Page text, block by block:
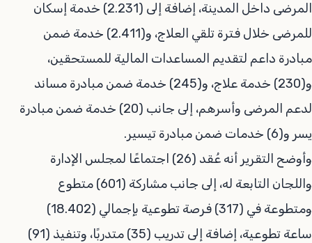
المرضى داخل المدينة، إضافة إلى (2.231) خدمة إسكان
للمرضى خلال فترة تلقي العلاج، و(2.411) خدمة ضمن
مبادرة داعم لتقديم المساعدات المالية للمستحقين،
و(230) خدمة علاج، و(245) خدمة ضمن مبادرة مساند
لدعم المرضى وأسرهم، إلى جانب (20) خدمة ضمن مبادرة
يسر و(6) خدمات ضمن مبادرة تيسير.
وأوضح التقرير أنه عُقد (26) اجتماعًا لمجلس الإدارة
واللجان التابعة له، إلى جانب مشاركة (601) متطوع
ومتطوعة في (317) فرصة تطوعية بإجمالي (18.402)
ساعة تطوعية، إضافة إلى تدريب (35) متدربًا، وتنفيذ (91)